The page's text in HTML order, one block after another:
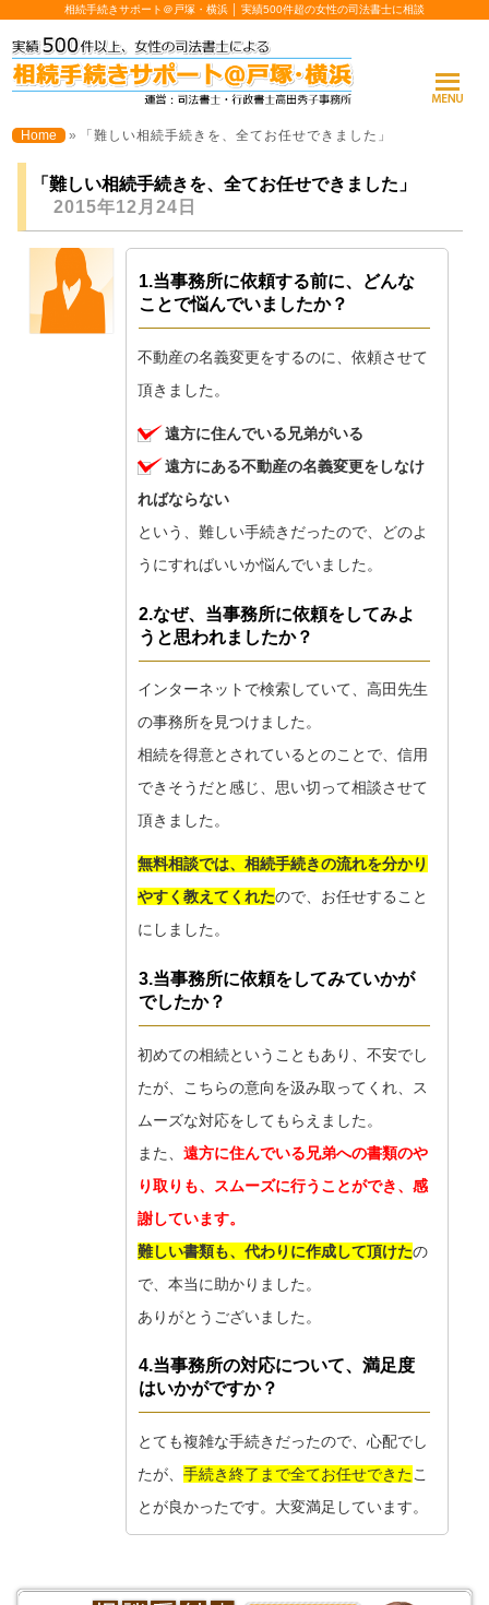
相続手続きサポート＠戸塚・横浜 │ 実績500件超の女性の司法書士に相談
Home » 「難しい相続手続きを、全てお任せできました」
「難しい相続手続きを、全てお任せできました」
2015年12月24日
1.当事務所に依頼する前に、どんな
ことで悩んでいましたか？
不動産の名義変更をするのに、依頼させて
頂きました。
遠方に住んでいる兄弟がいる
遠方にある不動産の名義変更をしなけ
ればならない
という、難しい手続きだったので、どのよ
うにすればいいか悩んでいました。
2.なぜ、当事務所に依頼をしてみよ
うと思われましたか？
インターネットで検索していて、高田先生
の事務所を見つけました。
相続を得意とされているとのことで、信用
できそうだと感じ、思い切って相談させて
頂きました。
無料相談では、相続手続きの流れを分かり
やすく教えてくれたので、お任せすること
にしました。
3.当事務所に依頼をしてみていかが
でしたか？
初めての相続ということもあり、不安でし
たが、こちらの意向を汲み取ってくれ、ス
ムーズな対応をしてもらえました。
また、遠方に住んでいる兄弟への書類のや
り取りも、スムーズに行うことができ、感
謝しています。
難しい書類も、代わりに作成して頂けたの
で、本当に助かりました。
ありがとうございました。
4.当事務所の対応について、満足度
はいかがですか？
とても複雑な手続きだったので、心配でし
たが、手続き終了まで全てお任せできた こ
とが良かったです。大変満足しています。